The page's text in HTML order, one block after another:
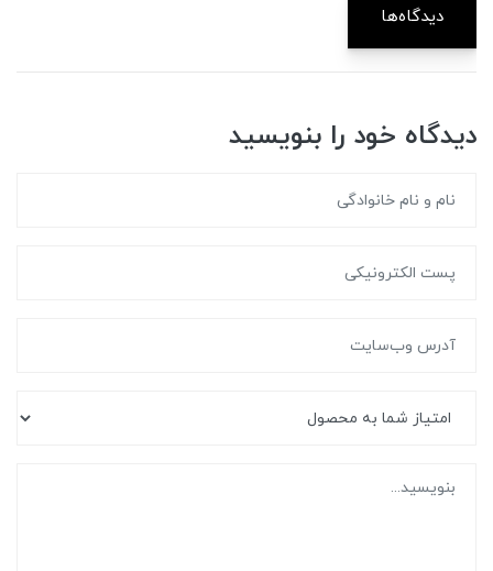
دیدگاه‌ها
دیدگاه خود را بنویسید